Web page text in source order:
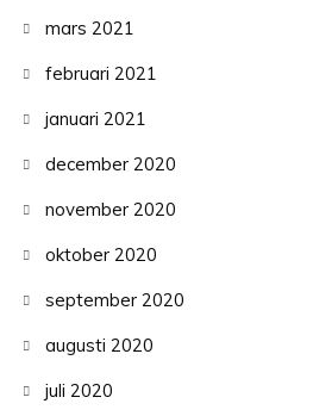
mars 2021
februari 2021
januari 2021
december 2020
november 2020
oktober 2020
september 2020
augusti 2020
juli 2020